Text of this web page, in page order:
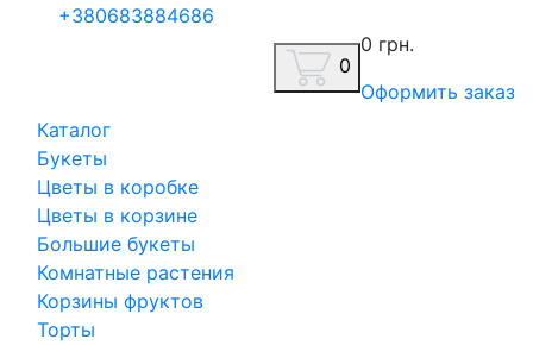
+380683884686
0
0 грн.
Оформить заказ
Каталог
Букеты
Цветы в коробке
Цветы в корзине
Большие букеты
Комнатные растения
Корзины фруктов
Торты